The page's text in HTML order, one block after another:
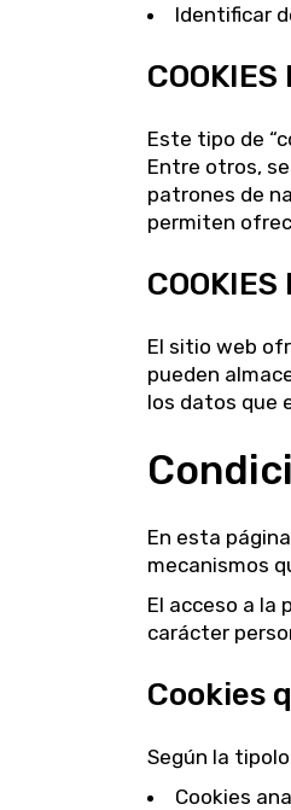
Identificar
Este tipo de
Entre otros,
patrones de
permiten
El sitio web
pueden
los datos que
En esta
mecanismos
El acceso a la
carácter
Cookies
Según la
Cookies